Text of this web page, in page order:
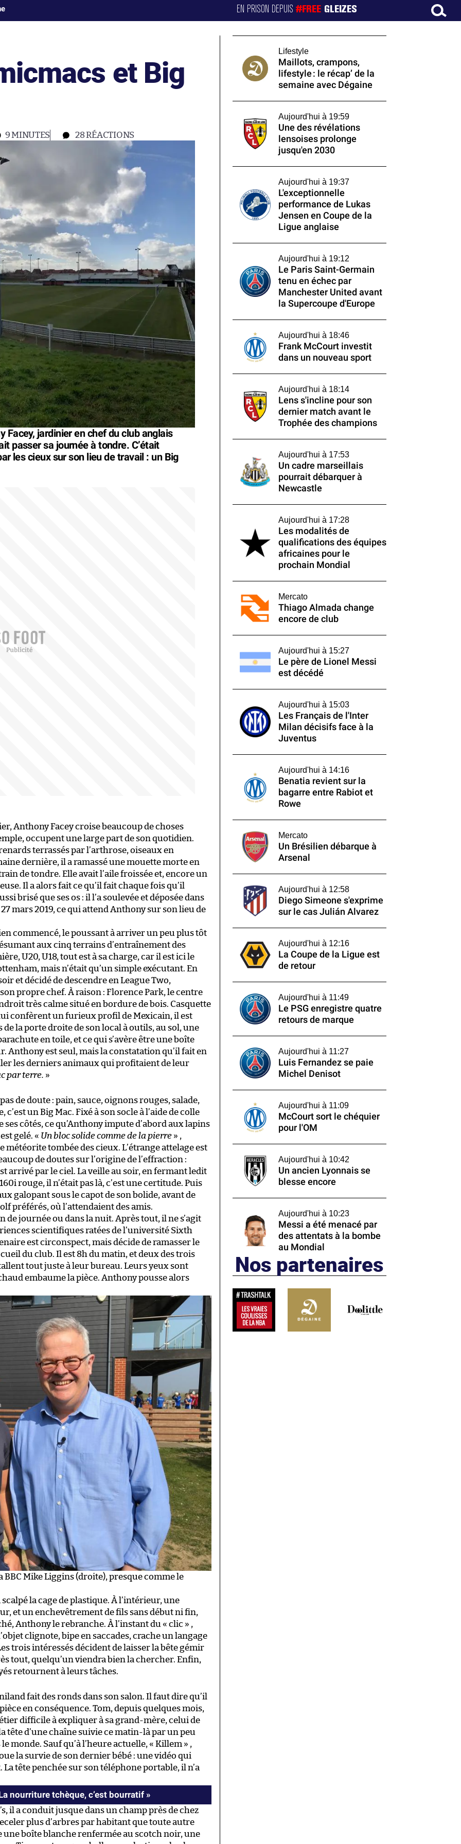
EN PRISON DEPUIS#FREE GLEIZES
et Big
9 MINUTES 28RÉACTIONS
Facey, jardinier en chef du club anglais
passer sa journée à tondre. C’était
les cieux sur son lieu de travail : un Big
Anthony Facey croise beaucoup de choses
occupent une large part de son quotidien.
terrassés par l’arthrose, oiseaux en
dernière, il a ramassé une mouette morte en
de tondre. Elle avait l’aile froissée et, encore un
Il a alors fait ce qu’il fait chaque fois qu’il
brisé que ses os : il l’a soulevée et déposée dans
mars 2019, ce qui attend Anthony sur son lieu de
commencé, le poussant à arriver un peu plus tôt
aux cinq terrains d’entraînement des
U20, U18, tout est à sa charge, car il est ici le
mais n’était qu’un simple exécutant. En
et décidé de descendre en League Two,
propre chef. À raison : Florence Park, le centre
très calme situé en bordure de bois. Casquette
confèrent un furieux profil de Mexicain, il est
la porte droite de son local à outils, au sol, une
en toile, et ce qui s’avère être une boîte
Anthony est seul, mais la constatation qu’il fait en
les derniers animaux qui profitaient de leur
par terre. »
de doute : pain, sauce, oignons rouges, salade,
un Big Mac. Fixé à son socle à l’aide de colle
côtés, ce qu’Anthony impute d’abord aux lapins
gelé. « Un bloc solide comme de la pierre » ,
tombée des cieux. L’étrange attelage est
de doutes sur l’origine de l’effraction :
arrivé par le ciel. La veille au soir, en fermant ledit
rouge, il n’était pas là, c’est une certitude. Puis
galopant sous le capot de son bolide, avant de
préférés, où l’attendaient des amis.
de journée ou dans la nuit. Après tout, il ne s’agit
scientifiques ratées de l’université Sixth
est circonspect, mais décide de ramasser le
du club. Il est 8h du matin, et deux des trois
tout juste à leur bureau. Leurs yeux sont
embaume la pièce. Anthony pousse alors
Mike Liggins (droite), presque comme le
la cage de plastique. À l’intérieur, une
et un enchevêtrement de fils sans début ni fin,
Anthony le rebranche. À l’instant du « clic » ,
clignote, bipe en saccades, crache un langage
trois intéressés décident de laisser la bête gémir
tout, quelqu’un viendra bien la chercher. Enfin,
retournent à leurs tâches.
fait des ronds dans son salon. Il faut dire qu’il
en conséquence. Tom, depuis quelques mois,
difficile à expliquer à sa grand-mère, celui de
tête d’une chaîne suivie ce matin-là par un peu
monde. Sauf qu’à l’heure actuelle, « Killem » ,
la survie de son dernier bébé : une vidéo qui
tête penchée sur son téléphone portable, il n’a
nourriture tchèque, c’est bourratif »
il a conduit jusque dans un champ près de chez
plus d’arbres par habitant que toute autre
une boîte blanche renfermée au scotch noir, une
Lifestyle
Maillots, crampons,
lifestyle : le récap’ de la
semaine avec Dégaine
Aujourd'hui à 19:59
Une des révélations
lensoises prolonge
jusqu'en 2030
Aujourd'hui à 19:37
L'exceptionnelle
performance de Lukas
Jensen en Coupe de la
Ligue anglaise
Aujourd'hui à 19:12
Le Paris Saint-Germain
tenu en échec par
Manchester United avant
la Supercoupe d'Europe
Aujourd'hui à 18:46
Frank McCourt investit
dans un nouveau sport
Aujourd'hui à 18:14
Lens s'incline pour son
dernier match avant le
Trophée des champions
Aujourd'hui à 17:53
Un cadre marseillais
pourrait débarquer à
Newcastle
Aujourd'hui à 17:28
Les modalités de
qualifications des équipes
africaines pour le
prochain Mondial
Mercato
Thiago Almada change
encore de club
Aujourd'hui à 15:27
Le père de Lionel Messi
est décédé
Aujourd'hui à 15:03
Les Français de l'Inter
Milan décisifs face à la
Juventus
Aujourd'hui à 14:16
Benatia revient sur la
bagarre entre Rabiot et
Rowe
Mercato
Un Brésilien débarque à
Arsenal
Aujourd'hui à 12:58
Diego Simeone s'exprime
sur le cas Julián Alvarez
Aujourd'hui à 12:16
La Coupe de la Ligue est
de retour
Aujourd'hui à 11:49
Le PSG enregistre quatre
retours de marque
Aujourd'hui à 11:27
Luis Fernandez se paie
Michel Denisot
Aujourd'hui à 11:09
McCourt sort le chéquier
pour l'OM
Aujourd'hui à 10:42
Un ancien Lyonnais se
blesse encore
Aujourd'hui à 10:23
Messi a été menacé par
des attentats à la bombe
au Mondial
Nos partenaires